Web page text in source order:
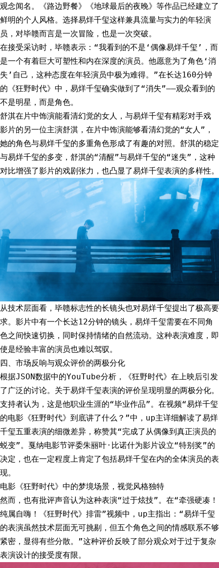
观念闻名。《路边野餐》《地球最后的夜晚》等作品已经建立了
鲜明的个人风格。选择易烊千玺这样兼具流量与实力的年轻演
员，对毕赣而言是一次冒险，也是一次突破。
在接受采访时，毕赣表示：“我看到的不是‘偶像易烊千玺’，而
是一个有着巨大可塑性和内在深度的演员。他愿意为了角色‘消
失’自己，这种态度在年轻演员中极为难得。”在长达160分钟
的《狂野时代》中，易烊千玺确实做到了“消失”——观众看到的
不是明星，而是角色。
舒淇在片中饰演能看清幻觉的女人，与易烊千玺有精彩对手戏
影片的另一位主演舒淇，在片中饰演能够看清幻觉的“女人”，
她的角色与易烊千玺的多重角色形成了有趣的对照。舒淇的稳定
与易烊千玺的多变，舒淇的“清醒”与易烊千玺的“迷失”，这种
对比增强了影片的戏剧张力，也凸显了易烊千玺表演的多样性。
从技术层面看，毕赣标志性的长镜头也对易烊千玺提出了极高要
求。影片中有一个长达12分钟的镜头，易烊千玺需要在不同角
色之间快速切换，同时保持情绪的自然流动。这种表演难度，即
使是经验丰富的演员也难以驾驭。
四、市场反响与观众评价的两极分化
根据JSON数据中的YouTube分析，《狂野时代》在上映后引发
了广泛的讨论。关于易烊千玺表演的评价呈现明显的两极分化。
支持者认为，这是他职业生涯的“毕业作品”。在视频“易烊千玺
的电影《狂野时代》到底讲了什么？”中，up主详细解读了易烊
千玺五重表演的细微差异，称赞其“完成了从偶像到真正演员的
蜕变”。戛纳电影节评委朱丽叶·比诺什为影片设立“特别奖”的
决定，也在一定程度上肯定了包括易烊千玺在内的全体演员的表
现。
电影《狂野时代》中的梦境场景，视觉风格独特
然而，也有批评声音认为这种表演“过于炫技”。在“牵强硬凑！
纯属自嗨！《狂野时代》排雷”视频中，up主指出：“易烊千玺
的表演虽然技术层面无可挑剔，但五个角色之间的情感联系不够
紧密，显得有些分散。”这种评价反映了部分观众对于过于复杂
表演设计的接受度有限。